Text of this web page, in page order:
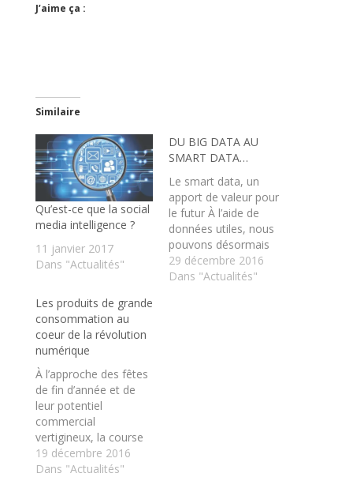
J’aime ça :
Similaire
Qu’est-ce que la social
media intelligence ?
11 janvier 2017
Dans "Actualités"
DU BIG DATA AU
SMART DATA…
Le smart data, un
apport de valeur pour
le futur À l’aide de
données utiles, nous
pouvons désormais
travailler sur
l’environnement
29 décembre 2016
Dans "Actualités"
Les produits de grande
consommation au
coeur de la révolution
numérique
À l’approche des fêtes
de fin d’année et de
leur potentiel
commercial
vertigineux, la course
est lancée pour les
marques qui
19 décembre 2016
Dans "Actualités"